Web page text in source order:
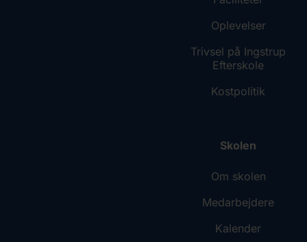
Oplevelser
Trivsel på Ingstrup
Efterskole
Kostpolitik
Skolen
Om skolen
Medarbejdere
Kalender